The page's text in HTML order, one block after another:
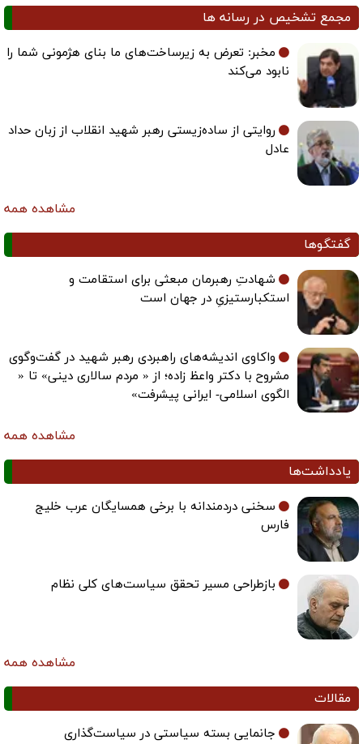
مجمع تشخیص در رسانه ها
مخبر: تعرض به زیرساخت‌های ما بنای هژمونی شما را
نابود می‌کند
روایتی از ساده‌زیستی رهبر شهید انقلاب از زبان حداد
عادل
مشاهده همه
گفتگوها
شهادتِ رهبرمان مبعثی برای استقامت و
استکبارستیزیِ در جهان است
واکاوی اندیشه‌های راهبردی رهبر شهید در گفت‌وگوی
مشروح با دکتر واعظ زاده؛ از « مردم سالاری دینی» تا «
الگوی اسلامی- ایرانی پیشرفت»
مشاهده همه
یادداشت‌ها
سخنی دردمندانه با برخی همسایگان عرب خلیج
فارس
بازطراحی مسیر تحقق سیاست‌های کلی نظام
مشاهده همه
مقالات
جانمایی بسته سیاستی در سیاست‌گذاری